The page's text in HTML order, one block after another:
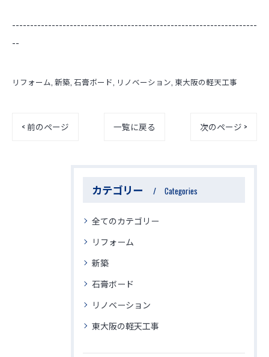
--------------------------------------------------------------------
--
リフォーム 新築 石膏ボード リノベーション 東大阪の軽天工事
< 前のページ 一覧に戻る 次のページ >
カテゴリー Categories
全てのカテゴリー
リフォーム
新築
石膏ボード
リノベーション
東大阪の軽天工事